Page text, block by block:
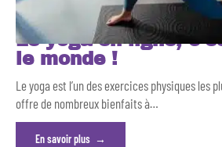
Le yoga en ligne,
le monde !
Le yoga est l’un des exercices physiques les
offre de nombreux bienfaits à…
En savoir plus